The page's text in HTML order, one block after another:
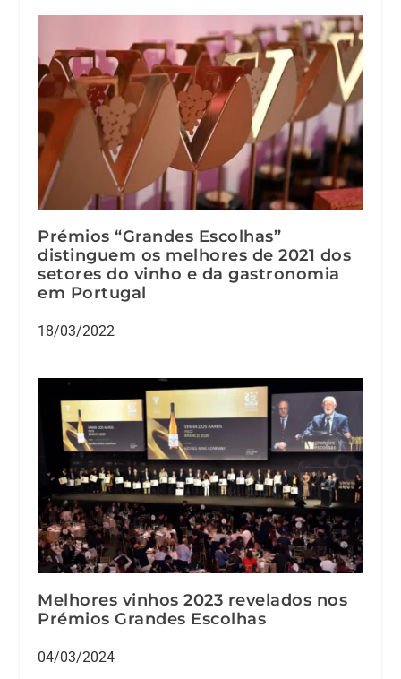
Prémios “Grandes Escolhas”
distinguem os melhores de 2021 dos
setores do vinho e da gastronomia
em Portugal
18/03/2022
Melhores vinhos 2023 revelados nos
Prémios Grandes Escolhas
04/03/2024